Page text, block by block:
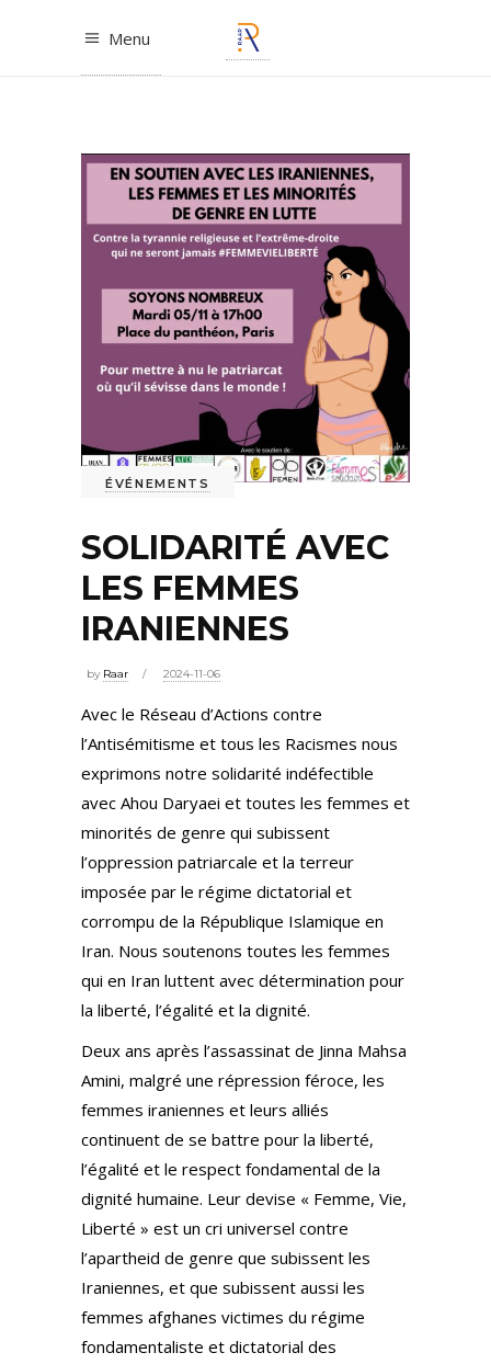
Menu
ÉVÉNEMENTS
SOLIDARITÉ AVEC
LES FEMMES
IRANIENNES
by Raar 2024-11-06
Avec le Réseau d’Actions contre
l’Antisémitisme et tous les Racismes nous
exprimons notre solidarité indéfectible
avec Ahou Daryaei et toutes les femmes et
minorités de genre qui subissent
l’oppression patriarcale et la terreur
imposée par le régime dictatorial et
corrompu de la République Islamique en
Iran. Nous soutenons toutes les femmes
qui en Iran luttent avec détermination pour
la liberté, l’égalité et la dignité.
Deux ans après l’assassinat de Jinna Mahsa
Amini, malgré une répression féroce, les
femmes iraniennes et leurs alliés
continuent de se battre pour la liberté,
l’égalité et le respect fondamental de la
dignité humaine. Leur devise « Femme, Vie,
Liberté » est un cri universel contre
l’apartheid de genre que subissent les
Iraniennes, et que subissent aussi les
femmes afghanes victimes du régime
fondamentaliste et dictatorial des